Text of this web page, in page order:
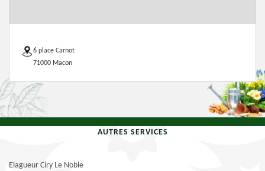
6 place Carnot
71000 Macon
AUTRES SERVICES
Elagueur Ciry Le Noble